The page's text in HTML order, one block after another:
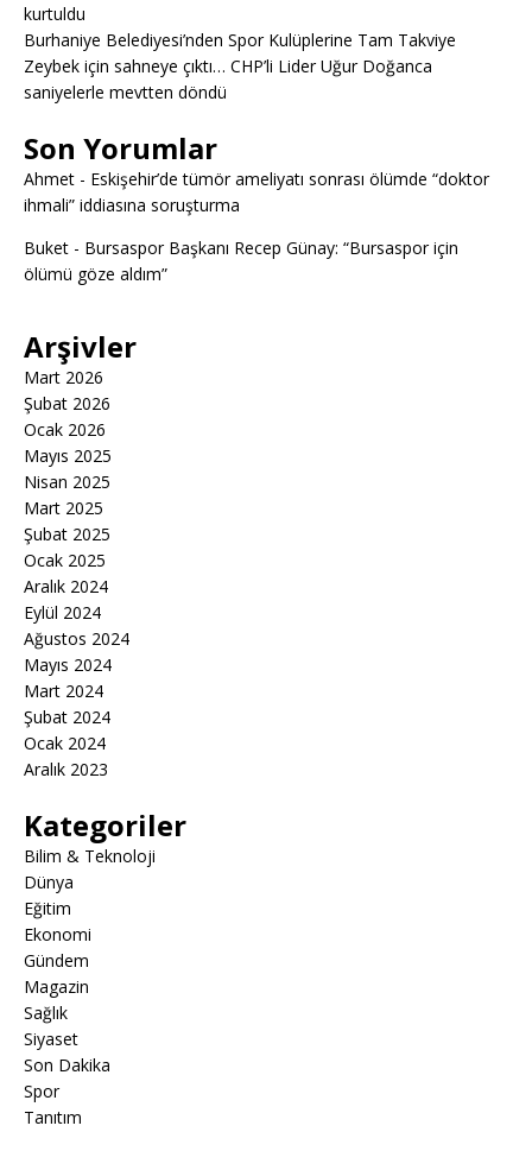
kurtuldu
Burhaniye Belediyesi’nden Spor Kulüplerine Tam Takviye
Zeybek için sahneye çıktı… CHP’li Lider Uğur Doğanca
saniyelerle mevtten döndü
Son Yorumlar
Ahmet - Eskişehir’de tümör ameliyatı sonrası ölümde “doktor
ihmali” iddiasına soruşturma
Buket - Bursaspor Başkanı Recep Günay: “Bursaspor için
ölümü göze aldım”
Arşivler
Mart 2026
Şubat 2026
Ocak 2026
Mayıs 2025
Nisan 2025
Mart 2025
Şubat 2025
Ocak 2025
Aralık 2024
Eylül 2024
Ağustos 2024
Mayıs 2024
Mart 2024
Şubat 2024
Ocak 2024
Aralık 2023
Kategoriler
Bilim & Teknoloji
Dünya
Eğitim
Ekonomi
Gündem
Magazin
Sağlık
Siyaset
Son Dakika
Spor
Tanıtım